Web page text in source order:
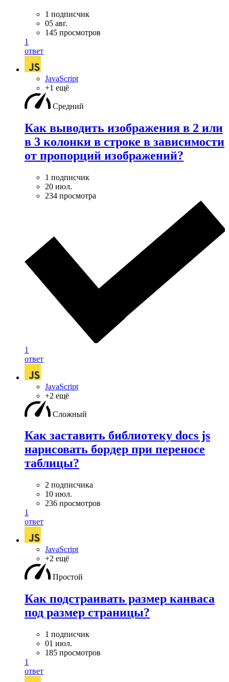
1 подписчик
05 авг.
145 просмотров
1
ответ
JavaScript
+1 ещё
Средний
Как выводить изображения в 2 или
в 3 колонки в строке в зависимости
от пропорций изображений?
1 подписчик
20 июл.
234 просмотра
1
ответ
JavaScript
+2 ещё
Сложный
Как заставить библиотеку docs js
нарисовать бордер при переносе
таблицы?
2 подписчика
10 июл.
236 просмотров
1
ответ
JavaScript
+2 ещё
Простой
Как подстраивать размер канваса
под размер страницы?
1 подписчик
01 июл.
185 просмотров
1
ответ